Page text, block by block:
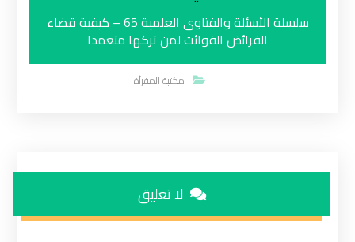
سلسلة الأسئلة والفتاوى العلمية 65 – كيفية قضاء
الفرائض الفوائت لمن تركها متعمدا
مكتبة المقرأة
لا تعليق